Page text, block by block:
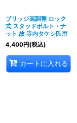
ブリッジ高調整 ロック
式 スタッドボルト・ナ
ット 故 寺内タケシ氏用
4,400円(税込)
カートに入れる